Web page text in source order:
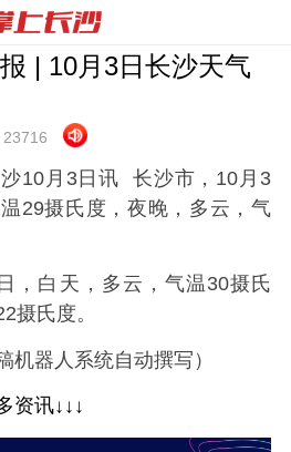
| 10月3日长沙天气
23716
10月3日讯 长沙市，10月3
29摄氏度，夜晚，多云，气
，白天，多云，气温30摄氏
摄氏度。
机器人系统自动撰写）
资讯↓↓↓